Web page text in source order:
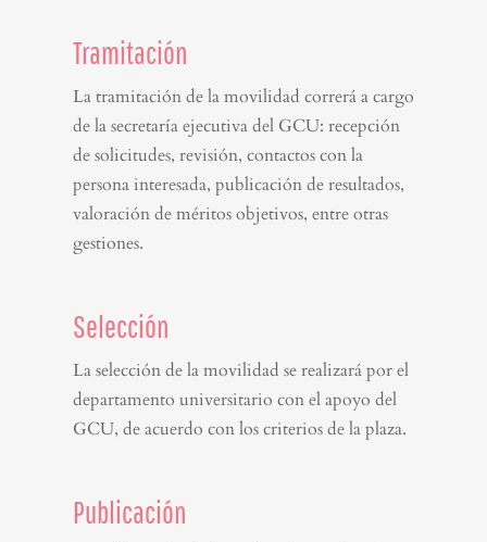
Tramitación
La tramitación de la movilidad correrá a cargo
de la secretaría ejecutiva del GCU: recepción
de solicitudes, revisión, contactos con la
persona interesada, publicación de resultados,
valoración de méritos objetivos, entre otras
gestiones.
Selección
La selección de la movilidad se realizará por el
departamento universitario con el apoyo del
GCU, de acuerdo con los criterios de la plaza.
Publicación